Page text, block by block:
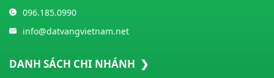
096.185.0990
info@datvangvietnam.net
DANH SÁCH CHI NHÁNH ❯